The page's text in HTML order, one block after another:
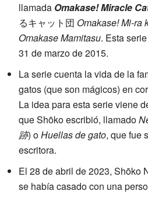
llamada Omakase! Miracle
るキャット団 Omakase! Mi-ra
Omakase Mamitasu. Esta
31 de marzo de 2015.
La serie cuenta la vida de la
gatos (que son mágicos) en
La idea para esta serie viene
que Shōko escribió, llamado
跡) oHuellas de gato, que fue
escritora.
El 28 de abril de 2023, Shōko
se había casado con una